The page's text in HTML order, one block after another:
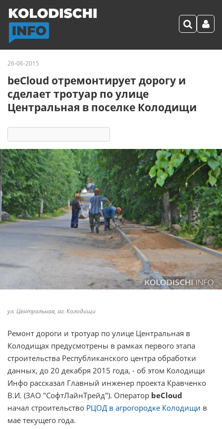
26-06-2015
beCloud отремонтирует дорогу и
сделает тротуар по улице
Центральная в поселке Колодищи
ул. Центральная, аг. Колодищи
Ремонт дороги и тротуар по улице Центральная в
Колодищах предусмотрены в рамках первого этапа
строительства Республиканского центра обработки
данных, до 20 декабря 2015 года, - об этом Колодищи
Инфо рассказал Главный инженер проекта Кравченко
В.И. (ЗАО "СофтЛайнТрейд"). Оператор beCloud
начал строительство РЦОД в агрогородке Колодищи в
мае текущего года.